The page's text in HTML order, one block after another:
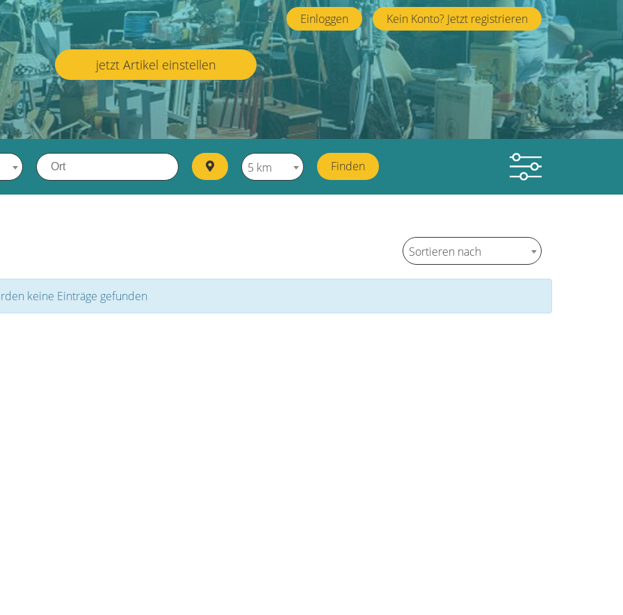
Einloggen Kein Konto? Jetzt registrieren
jetzt Artikel einstellen
5 km Finden
Sortieren nach
keine Einträge gefunden